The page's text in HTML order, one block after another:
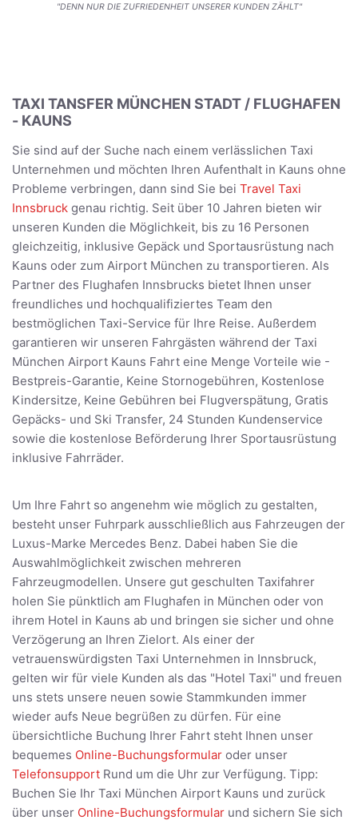
"DENN NUR DIE ZUFRIEDENHEIT UNSERER KUNDEN ZÄHLT"
TAXI TANSFER MÜNCHEN STADT / FLUGHAFEN
- KAUNS
Sie sind auf der Suche nach einem verlässlichen Taxi
Unternehmen und möchten Ihren Aufenthalt in Kauns ohne
Probleme verbringen, dann sind Sie bei Travel Taxi
Innsbruck genau richtig. Seit über 10 Jahren bieten wir
unseren Kunden die Möglichkeit, bis zu 16 Personen
gleichzeitig, inklusive Gepäck und Sportausrüstung nach
Kauns oder zum Airport München zu transportieren. Als
Partner des Flughafen Innsbrucks bietet Ihnen unser
freundliches und hochqualifiziertes Team den
bestmöglichen Taxi-Service für Ihre Reise. Außerdem
garantieren wir unseren Fahrgästen während der Taxi
München Airport Kauns Fahrt eine Menge Vorteile wie -
Bestpreis-Garantie, Keine Stornogebühren, Kostenlose
Kindersitze, Keine Gebühren bei Flugverspätung, Gratis
Gepäcks- und Ski Transfer, 24 Stunden Kundenservice
sowie die kostenlose Beförderung Ihrer Sportausrüstung
inklusive Fahrräder.
Um Ihre Fahrt so angenehm wie möglich zu gestalten,
besteht unser Fuhrpark ausschließlich aus Fahrzeugen der
Luxus-Marke Mercedes Benz. Dabei haben Sie die
Auswahlmöglichkeit zwischen mehreren
Fahrzeugmodellen. Unsere gut geschulten Taxifahrer
holen Sie pünktlich am Flughafen in München oder von
ihrem Hotel in Kauns ab und bringen sie sicher und ohne
Verzögerung an Ihren Zielort. Als einer der
vetrauenswürdigsten Taxi Unternehmen in Innsbruck,
gelten wir für viele Kunden als das "Hotel Taxi" und freuen
uns stets unsere neuen sowie Stammkunden immer
wieder aufs Neue begrüßen zu dürfen. Für eine
übersichtliche Buchung Ihrer Fahrt steht Ihnen unser
bequemes Online-Buchungsformular oder unser
Telefonsupport Rund um die Uhr zur Verfügung. Tipp:
Buchen Sie Ihr Taxi München Airport Kauns und zurück
über unser Online-Buchungsformular und sichern Sie sich